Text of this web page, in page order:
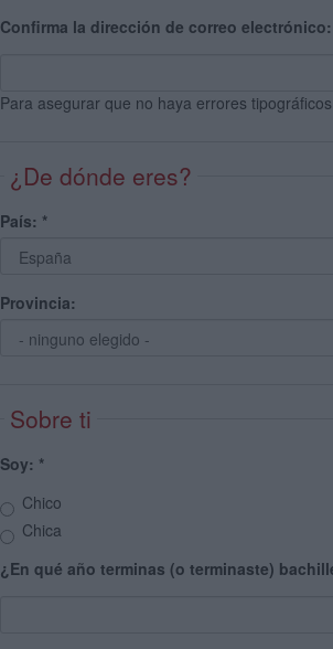
Confirma la dirección de correo electrónico:
Para asegurar que no haya errores tipográficos
¿De dónde eres?
País: *
Provincia:
Sobre ti
Soy: *
Chico
Chica
¿En qué año terminas (o terminaste)